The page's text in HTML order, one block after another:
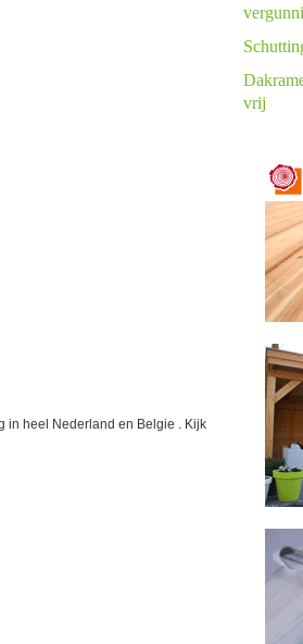
in heel Nederland en Belgie . Kijk
vrij